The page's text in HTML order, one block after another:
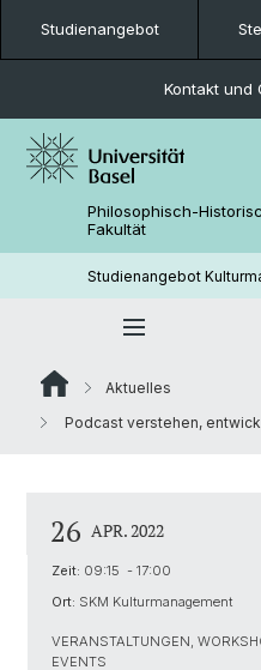
Studienangebot
Kontakt und
Philosophisch-
Fakultät
Studienangebot
Aktuelles
Podcast verstehen,
26 APR. 2022
Zeit: 09:15 - 17:00
Ort: SKM Kulturmanagement
VERANSTALTUNGEN,
EVENTS